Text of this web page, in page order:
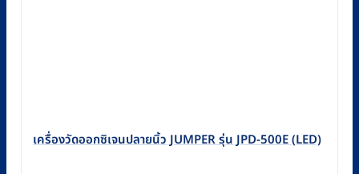
เครื่องวัดออกซิเจนปลายนิ้ว JUMPER รุ่น JPD-500E (LED)